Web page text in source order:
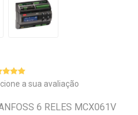
a sua avaliação
6 RELES MCX061V